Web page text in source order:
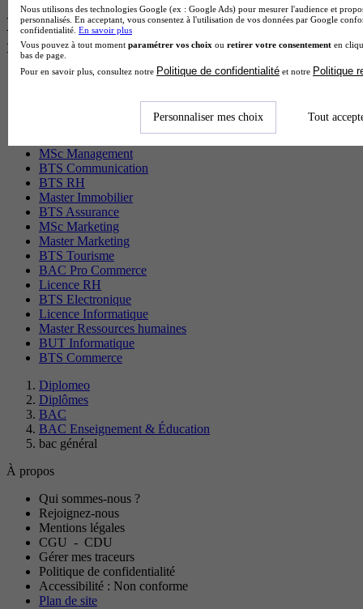
Les diplômes par filière les plus
recherchés
CS Sport
MSc Management
BTS Communication
BTS RH
Master Immobilier
BTS Assurance
MSc Marketing
Master Marketing
BTS Tourisme
BAC Pro Commerce
Licence RH
BTS Electronique
Licence Informatique
Master Ressources humaines
BUT Informatique
BTS Commerce
Diplomeo
Diplômes
BAC
BAC Enseignement & Éducation
bac général
À propos
Qui sommes-nous ?
Rejoignez-nous
Mentions légales
CGU - CDU
Gérer mes traceurs
Politique de confidentialité
Accessibilité : Non conforme
Plan de site
Nous utilisons des technologies Google (ex : Google Ads) pour mesurer l'audience et
personnalisés. En acceptant, vous consentez à l'utilisation de vos données par Google
confidentialité. En savoir plus
Vous pouvez à tout moment paramétrer vos choix ou retirer votre consentement en
bas de page.
Pour en savoir plus, consultez notre Politique de confidentialité et notre Politique
Personnaliser mes choix Tout